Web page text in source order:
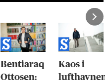
Bentiaraq
Ottosen:
Kaos i